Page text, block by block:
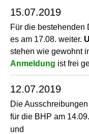
15.07.2019
Für die bestehenden
es am 17.08. weiter.
stehen wie gewohnt
Anmeldung ist frei
12.07.2019
Die Ausschreibungen
für die BHP am
und